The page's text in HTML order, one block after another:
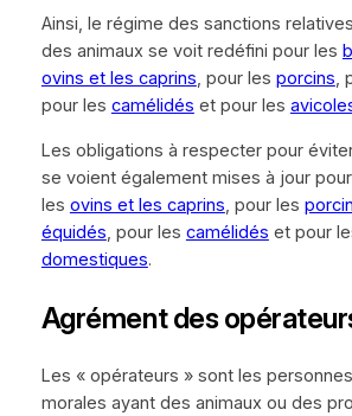
Ainsi, le régime des sanctions
des animaux se voit redéfini pour les
ovins et les caprins, pour les porcins,
pour les camélidés et pour les
Les obligations à respecter pour
se voient également mises à jour
les ovins et les caprins , pour les
équidés , pour les camélidés et pour
domestiques.
Agrément des
Les « opérateurs » sont les
morales ayant des animaux ou des